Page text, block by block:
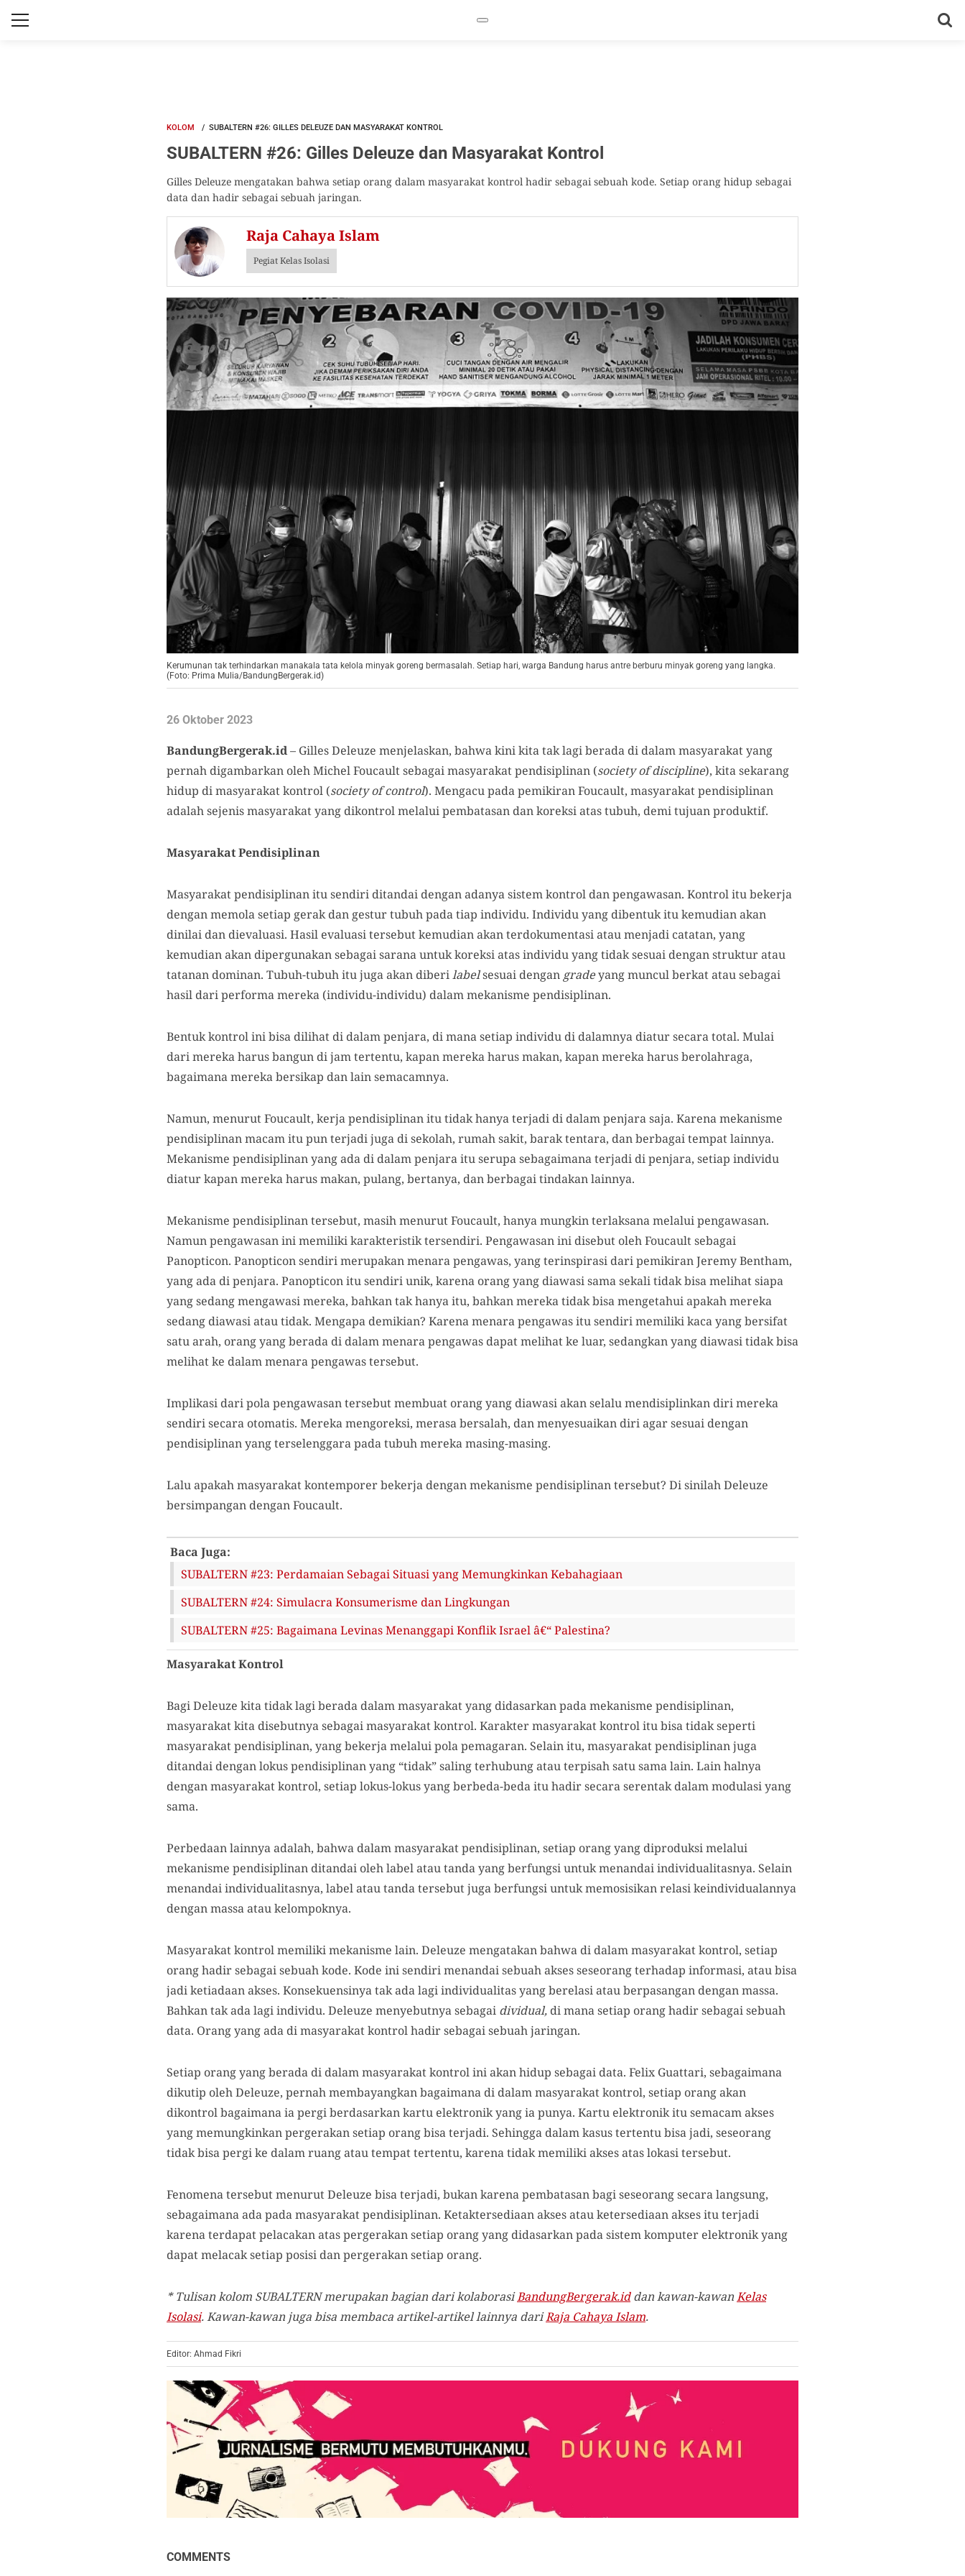
KOLOM SUBALTERN #26: GILLES DELEUZE DAN MASYARAKAT KONTROL
SUBALTERN #26: Gilles Deleuze dan Masyarakat Kontrol
Gilles Deleuze mengatakan bahwa setiap orang dalam masyarakat kontrol hadir sebagai sebuah kode. Setiap orang hidup sebagai
data dan hadir sebagai sebuah jaringan.
Raja Cahaya Islam
Pegiat Kelas Isolasi
Kerumunan tak terhindarkan manakala tata kelola minyak goreng bermasalah. Setiap hari, warga Bandung harus antre berburu minyak goreng yang langka.
(Foto: Prima Mulia/BandungBergerak.id)
26 Oktober 2023
BandungBergerak.id– Gilles Deleuze menjelaskan, bahwa kini kita tak lagi berada di dalam masyarakat yang
pernah digambarkan oleh Michel Foucault sebagai masyarakat pendisiplinan (society of discipline), kita sekarang
hidup di masyarakat kontrol (society of control). Mengacu pada pemikiran Foucault, masyarakat pendisiplinan
adalah sejenis masyarakat yang dikontrol melalui pembatasan dan koreksi atas tubuh, demi tujuan produktif.
Masyarakat Pendisiplinan
Masyarakat pendisiplinan itu sendiri ditandai dengan adanya sistem kontrol dan pengawasan. Kontrol itu bekerja
dengan memola setiap gerak dan gestur tubuh pada tiap individu. Individu yang dibentuk itu kemudian akan
dinilai dan dievaluasi. Hasil evaluasi tersebut kemudian akan terdokumentasi atau menjadi catatan, yang
kemudian akan dipergunakan sebagai sarana untuk koreksi atas individu yang tidak sesuai dengan struktur atau
tatanan dominan. Tubuh-tubuh itu juga akan diberilabelsesuai dengan gradeyang muncul berkat atau sebagai
hasil dari performa mereka (individu-individu) dalam mekanisme pendisiplinan.
Bentuk kontrol ini bisa dilihat di dalam penjara, di mana setiap individu di dalamnya diatur secara total. Mulai
dari mereka harus bangun di jam tertentu, kapan mereka harus makan, kapan mereka harus berolahraga,
bagaimana mereka bersikap dan lain semacamnya.
Namun, menurut Foucault, kerja pendisiplinan itu tidak hanya terjadi di dalam penjara saja. Karena mekanisme
pendisiplinan macam itu pun terjadi juga di sekolah, rumah sakit, barak tentara, dan berbagai tempat lainnya.
Mekanisme pendisiplinan yang ada di dalam penjara itu serupa sebagaimana terjadi di penjara, setiap individu
diatur kapan mereka harus makan, pulang, bertanya, dan berbagai tindakan lainnya.
Mekanisme pendisiplinan tersebut, masih menurut Foucault, hanya mungkin terlaksana melalui pengawasan.
Namun pengawasan ini memiliki karakteristik tersendiri. Pengawasan ini disebut oleh Foucault sebagai
Panopticon. Panopticon sendiri merupakan menara pengawas, yang terinspirasi dari pemikiran Jeremy Bentham,
yang ada di penjara. Panopticon itu sendiri unik, karena orang yang diawasi sama sekali tidak bisa melihat siapa
yang sedang mengawasi mereka, bahkan tak hanya itu, bahkan mereka tidak bisa mengetahui apakah mereka
sedang diawasi atau tidak. Mengapa demikian? Karena menara pengawas itu sendiri memiliki kaca yang bersifat
satu arah, orang yang berada di dalam menara pengawas dapat melihat ke luar, sedangkan yang diawasi tidak bisa
melihat ke dalam menara pengawas tersebut.
Implikasi dari pola pengawasan tersebut membuat orang yang diawasi akan selalu mendisiplinkan diri mereka
sendiri secara otomatis. Mereka mengoreksi, merasa bersalah, dan menyesuaikan diri agar sesuai dengan
pendisiplinan yang terselenggara pada tubuh mereka masing-masing.
Lalu apakah masyarakat kontemporer bekerja dengan mekanisme pendisiplinan tersebut? Di sinilah Deleuze
bersimpangan dengan Foucault.
Baca Juga:
SUBALTERN #23: Perdamaian Sebagai Situasi yang Memungkinkan Kebahagiaan
SUBALTERN #24: Simulacra Konsumerisme dan Lingkungan
SUBALTERN #25: Bagaimana Levinas Menanggapi Konflik Israel â€“ Palestina?
Masyarakat Kontrol
Bagi Deleuze kita tidak lagi berada dalam masyarakat yang didasarkan pada mekanisme pendisiplinan,
masyarakat kita disebutnya sebagai masyarakat kontrol. Karakter masyarakat kontrol itu bisa tidak seperti
masyarakat pendisiplinan, yang bekerja melalui pola pemagaran. Selain itu, masyarakat pendisiplinan juga
ditandai dengan lokus pendisiplinan yang “tidak” saling terhubung atau terpisah satu sama lain. Lain halnya
dengan masyarakat kontrol, setiap lokus-lokus yang berbeda-beda itu hadir secara serentak dalam modulasi yang
sama.
Perbedaan lainnya adalah, bahwa dalam masyarakat pendisiplinan, setiap orang yang diproduksi melalui
mekanisme pendisiplinan ditandai oleh label atau tanda yang berfungsi untuk menandai individualitasnya. Selain
menandai individualitasnya, label atau tanda tersebut juga berfungsi untuk memosisikan relasi keindividualannya
dengan massa atau kelompoknya.
Masyarakat kontrol memiliki mekanisme lain. Deleuze mengatakan bahwa di dalam masyarakat kontrol, setiap
orang hadir sebagai sebuah kode. Kode ini sendiri menandai sebuah akses seseorang terhadap informasi, atau bisa
jadi ketiadaan akses. Konsekuensinya tak ada lagi individualitas yang berelasi atau berpasangan dengan massa.
Bahkan tak ada lagi individu. Deleuze menyebutnya sebagai dividual, di mana setiap orang hadir sebagai sebuah
data. Orang yang ada di masyarakat kontrol hadir sebagai sebuah jaringan.
Setiap orang yang berada di dalam masyarakat kontrol ini akan hidup sebagai data. Felix Guattari, sebagaimana
dikutip oleh Deleuze, pernah membayangkan bagaimana di dalam masyarakat kontrol, setiap orang akan
dikontrol bagaimana ia pergi berdasarkan kartu elektronik yang ia punya. Kartu elektronik itu semacam akses
yang memungkinkan pergerakan setiap orang bisa terjadi. Sehingga dalam kasus tertentu bisa jadi, seseorang
tidak bisa pergi ke dalam ruang atau tempat tertentu, karena tidak memiliki akses atas lokasi tersebut.
Fenomena tersebut menurut Deleuze bisa terjadi, bukan karena pembatasan bagi seseorang secara langsung,
sebagaimana ada pada masyarakat pendisiplinan. Ketaktersediaan akses atau ketersediaan akses itu terjadi
karena terdapat pelacakan atas pergerakan setiap orang yang didasarkan pada sistem komputer elektronik yang
dapat melacak setiap posisi dan pergerakan setiap orang.
* Tulisan kolom SUBALTERN merupakan bagian dari kolaborasiBandungBergerak.iddan kawan-kawanKelas
Isolasi. Kawan-kawan juga bisa membaca artikel-artikel lainnya dariRaja Cahaya Islam.
Editor: Ahmad Fikri
COMMENTS